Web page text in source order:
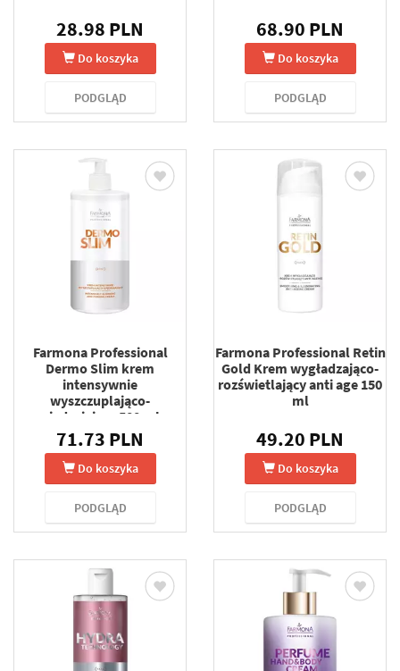
28.98 PLN
Do koszyka
PODGLĄD
68.90 PLN
Do koszyka
PODGLĄD
Farmona Professional
Dermo Slim krem
intensywnie
wyszczuplająco-
ujędrniający 500 ml
71.73 PLN
Do koszyka
PODGLĄD
Farmona Professional Retin
Gold Krem wygładzająco-
rozświetlający anti age 150
ml
49.20 PLN
Do koszyka
PODGLĄD